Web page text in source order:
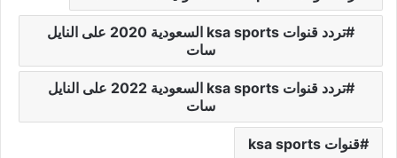
تردد قنوات ksa sports السعودية 2020 على النايل
سات
تردد قنوات ksa sports السعودية 2022 على النايل
سات
قنوات ksa sports